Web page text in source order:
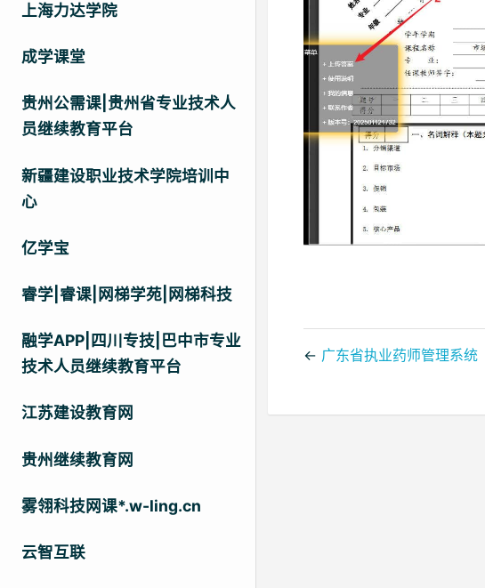
上海力达学院
成学课堂
贵州公需课|贵州省专业技术人
员继续教育平台
新疆建设职业技术学院培训中
心
亿学宝
睿学|睿课|网梯学苑|网梯科技
融学APP|四川专技|巴中市专业
技术人员继续教育平台
江苏建设教育网
贵州继续教育网
雾翎科技网课*.w-ling.cn
云智互联
← 广东省执业药师管理系统